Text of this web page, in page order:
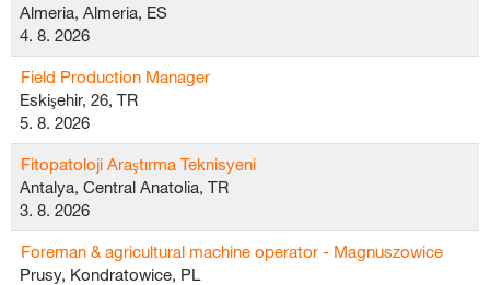
Almeria, Almeria, ES
4. 8. 2026
Field Production Manager
Eskişehir, 26, TR
5. 8. 2026
Fitopatoloji Araştırma Teknisyeni
Antalya, Central Anatolia, TR
3. 8. 2026
Foreman & agricultural machine operator - Magnuszowice
Prusy, Kondratowice, PL